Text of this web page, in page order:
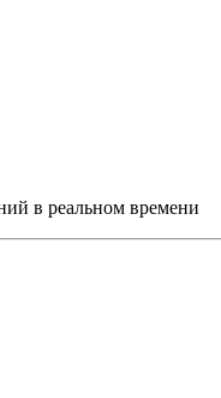
в реальном времени